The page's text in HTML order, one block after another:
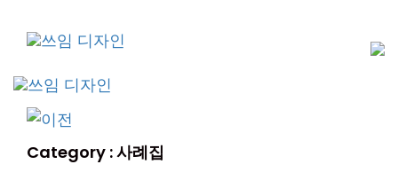
links
navigation
Skip
content
Category :사례집